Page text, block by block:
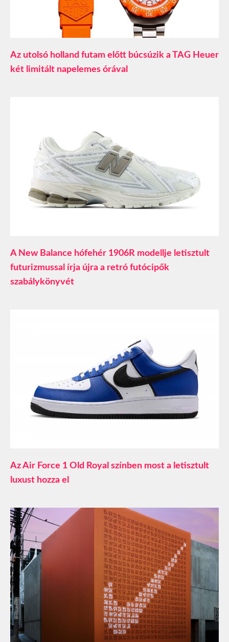
Az utolsó holland futam előtt búcsúzik a TAG Heuer
két limitált napelemes órával
A New Balance hófehér 1906R modellje letisztult
futurizmussal írja újra a retró futócipők
szabálykönyvét
Az Air Force 1 Old Royal színben most a letisztult
luxust hozza el